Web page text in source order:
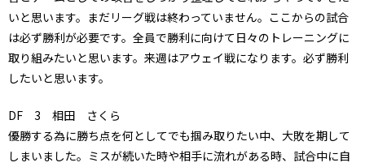
いと思います。まだリーグ戦は終わっていません。ここからの試合
は必ず勝利が必要です。全員で勝利に向けて日々のトレーニングに
取り組みたいと思います。来週はアウェイ戦になります。必ず勝利
したいと思います。
DF 3 相田 さくら
優勝する為に勝ち点を何としてでも掴み取りたい中、大敗を期して
しまいました。ミスが続いた時や相手に流れがある時、試合中に自